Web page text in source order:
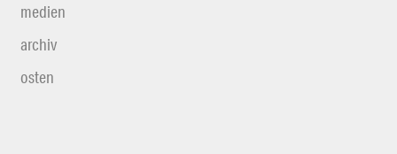
medien
archiv
osten